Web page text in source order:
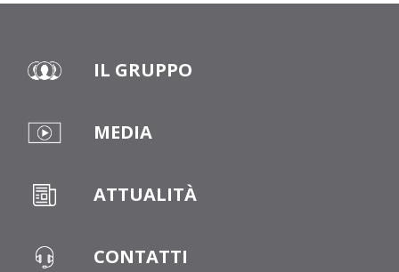
IL GRUPPO
MEDIA
ATTUALITÀ
CONTATTI